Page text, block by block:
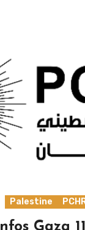
Palestine
Infos Gaza